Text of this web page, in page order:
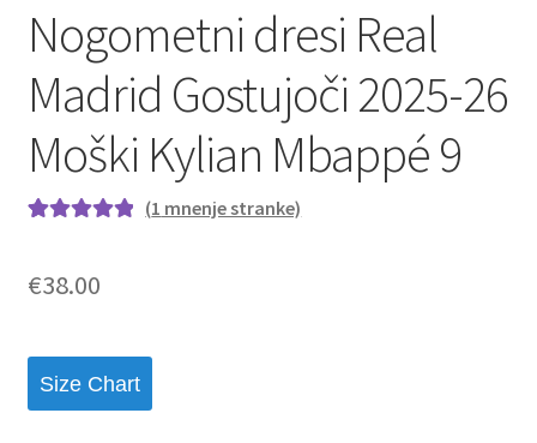
Nogometni dresi Real
Madrid Gostujoči 2025-26
Moški Kylian Mbappé 9
podlagi ocene
(1 mnenje stranke)
€38.00
Size Chart